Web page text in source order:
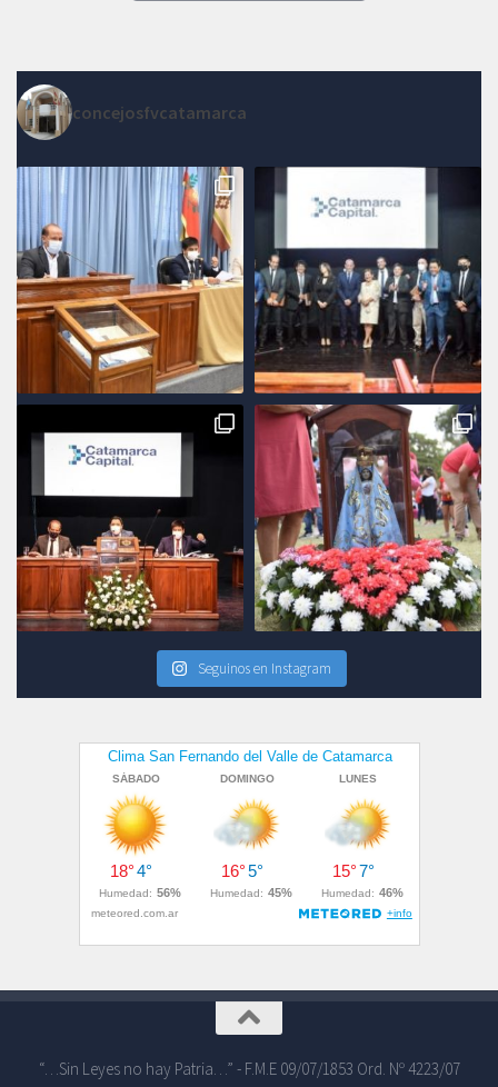
concejosfvcatamarca
Seguinos en Instagram
“…Sin Leyes no hay Patria…” - F.M.E 09/07/1853 Ord. Nº 4223/07